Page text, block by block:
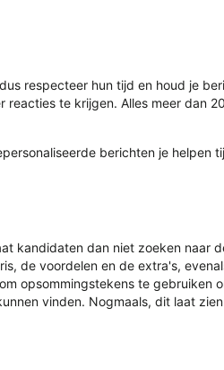
respecteer hun tijd en houd je
reacties te krijgen. Alles meer dan
berichten je helpen
kandidaten dan niet zoeken naar
de voordelen en de extra's,
opsommingstekens te gebruiken
vinden. Nogmaals, dit laat